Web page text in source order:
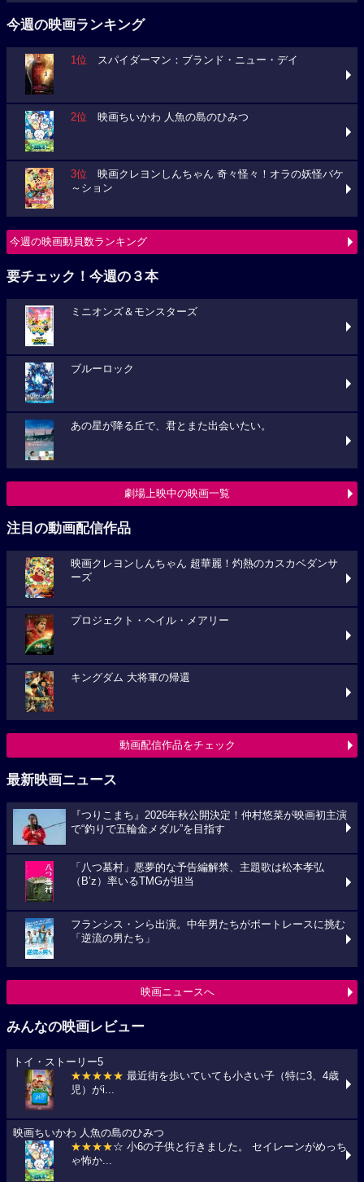
今週の映画ランキング
1位 スパイダーマン：ブランド・ニュー・デイ
2位 映画ちいかわ 人魚の島のひみつ
3位 映画クレヨンしんちゃん 奇々怪々！オラの妖怪バケ
～ション
今週の映画動員数ランキング
要チェック！今週の３本
ミニオンズ＆モンスターズ
ブルーロック
あの星が降る丘で、君とまた出会いたい。
劇場上映中の映画一覧
注目の動画配信作品
映画クレヨンしんちゃん 超華麗！灼熱のカスカベダンサ
ーズ
プロジェクト・ヘイル・メアリー
キングダム 大将軍の帰還
動画配信作品をチェック
最新映画ニュース
『つりこまち』2026年秋公開決定！仲村悠菜が映画初主演
で“釣りで五輪金メダル”を目指す
「八つ墓村」悪夢的な予告編解禁、主題歌は松本孝弘
（B’z）率いるTMGが担当
フランシス・ンら出演。中年男たちがボートレースに挑む
「逆流の男たち」
映画ニュースへ
みんなの映画レビュー
トイ・ストーリー5
★★★★★ 最近街を歩いていても小さい子（特に3、4歳
児）がi...
映画ちいかわ 人魚の島のひみつ
★★★★☆ 小6の子供と行きました。 セイレーンがめっち
ゃ怖か...